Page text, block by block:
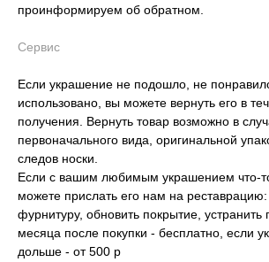
проинформируем об обратном.
Сервис
Если украшение не подошло, не
использовано, вы можете вернуть его в
получения. Вернуть товар возможно в
первоначального вида, оригинальной
следов носки.
Если с вашим любимым украшением что-
можете прислать его нам на
фурнитуру, обновить покрытие,
месяца после покупки - бесплатно, если
дольше - от 500 р